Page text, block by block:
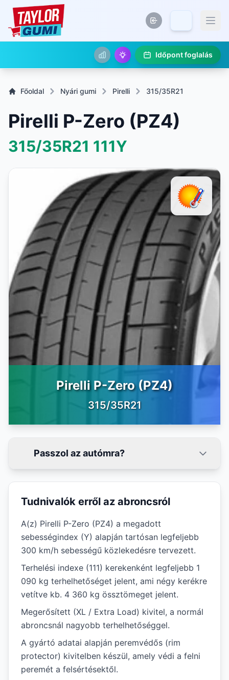
Időpont foglalás
Főoldal Nyári gumi Pirelli 315/35R21
Pirelli P-Zero (PZ4)
315/35R21 111Y
Pirelli P-Zero (PZ4)
315/35R21
Passzol az autómra?
Tudnivalók erről az abroncsról
A(z) Pirelli P-Zero (PZ4) a megadott
sebességindex (Y) alapján tartósan legfeljebb
300 km/h sebességű közlekedésre tervezett.
Terhelési indexe (111) kerekenként legfeljebb 1
090 kg terhelhetőséget jelent, ami négy kerékre
vetítve kb. 4 360 kg össztömeget jelent.
Megerősített (XL / Extra Load) kivitel, a normál
abroncsnál nagyobb terhelhetőséggel.
A gyártó adatai alapján peremvédős (rim
protector) kivitelben készül, amely védi a felni
peremét a felsértésektől.